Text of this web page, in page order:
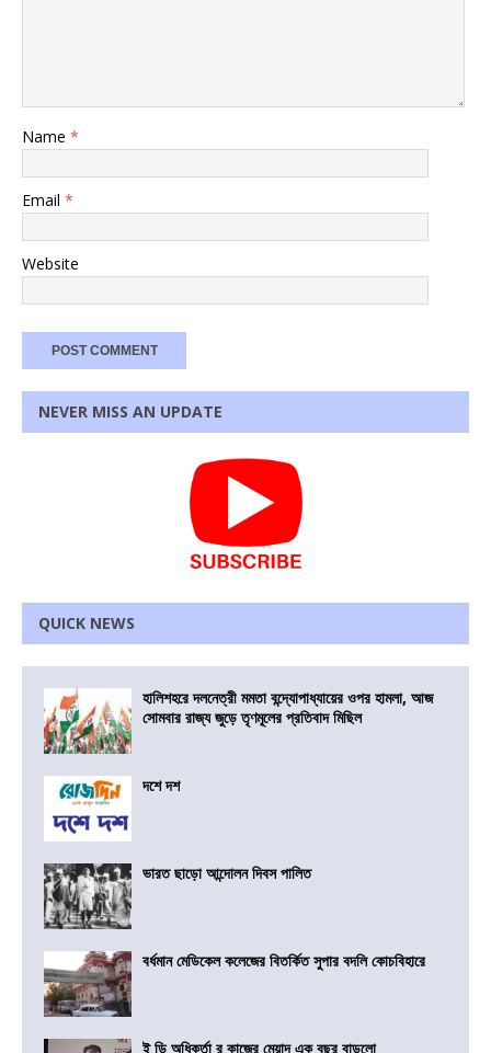
Name *
Email *
Website
NEVER MISS AN UPDATE
QUICK NEWS
হালিশহরে দলনেত্রী মমতা বন্দ্যোপাধ্যায়ের ওপর হামলা, আজ
সোমবার রাজ্য জুড়ে তৃণমূলের প্রতিবাদ মিছিল
দশে দশ
ভারত ছাড়ো আন্দোলন দিবস পালিত
বর্ধমান মেডিকেল কলেজের বিতর্কিত সুপার বদলি কোচবিহারে
ই ডি অধিকর্তা র কাজের মেয়াদ এক বছর বাড়লো